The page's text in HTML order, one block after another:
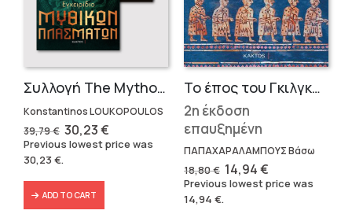
Συλλογή The Mythologist (2 βιβλία)
Konstantinos LOUKOPOULOS
39,79€ Original
price
was:
39,79 €.
30,23€Current
price
is:
Previous lowest price was
30,23€.
ADD TO CART
Το έπος του Γκιλγκαμές
2η έκδοση
επαυξημένη
ΠΑΠΑΧΑΡΑΛΑΜΠΟΥΣ Βάσω
18,80€ Original
price
was:
18,80 €.
14,94€Current
price
is:
Previous lowest price was
14,94 €.